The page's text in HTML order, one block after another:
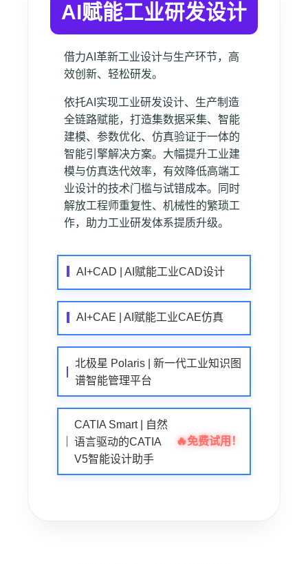
AI赋能工业研发设计
借力AI革新工业设计与生产环节，高
效创新、轻松研发。
依托AI实现工业研发设计、生产制造
全链路赋能，打造集数据采集、智能
建模、参数优化、仿真验证于一体的
智能引擎解决方案。大幅提升工业建
模与仿真迭代效率，有效降低高端工
业设计的技术门槛与试错成本。同时
解放工程师重复性、机械性的繁琐工
作，助力工业研发体系提质升级。
AI+CAD | AI赋能工业CAD设计
AI+CAE | AI赋能工业CAE仿真
北极星 Polaris | 新一代工业知识图
谱智能管理平台
CATIA Smart | 自然
语言驱动的CATIA
V5智能设计助手
🔥免费试用！